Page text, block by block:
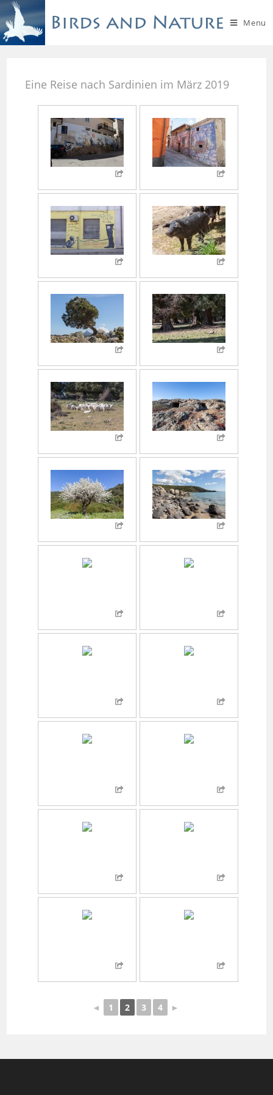
Menu
Eine Reise nach Sardinien im März 2019
◄ 1 2 3 4 ►